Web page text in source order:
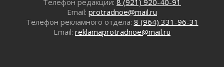
Лето без гаджетов
01 августа 2026
Телефон редакции: 8 (921) 920-40-91
Email: protradnoe@mail.ru
Телефон рекламного отдела: 8 (964) 331-96-31
Email: reklamaprotradnoe@mail.ru